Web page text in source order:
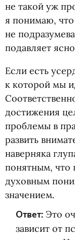
не такой уж
я понимаю, что
не
подавляет
Если есть
к которой мы
достижения
проблемы в
развить
наверняка
понятным, что
духовным
значением.
Ответ: Это
зависит от